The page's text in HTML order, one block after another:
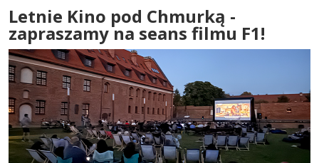
Letnie Kino pod Chmurką -
zapraszamy na seans filmu F1!